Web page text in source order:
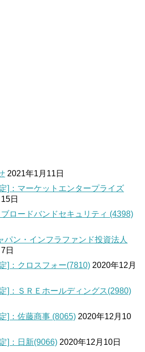
2021年1月11日
]：マーケットエンタープライズ
日
ロードバンドセキュリティ (4398)
パン・インフラファンド投資法人
日
]：クロスフォー(7810) 2020年12月
]：ＳＲＥホールディングス(2980)
]：佐藤商事 (8065) 2020年12月10
]：日新(9066) 2020年12月10日